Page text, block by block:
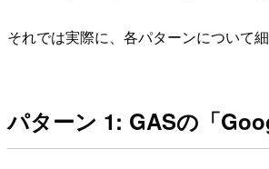
それでは実際に、各パターンについて
パターン 1: GASの「